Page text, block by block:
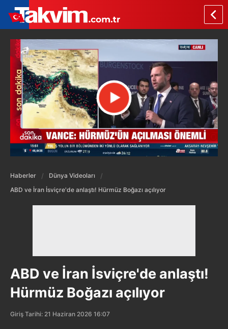
Haberler
Dünya Videoları
ABD ve İran İsviçre'de anlaştı! Hürmüz Boğazı açılıyor
ABD ve İran İsviçre'de anlaştı!
Hürmüz Boğazı açılıyor
Giriş Tarihi: 21 Haziran 2026 16:07